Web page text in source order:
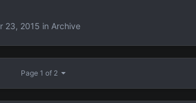
23, 2015 in Archive
Page 1 of 2